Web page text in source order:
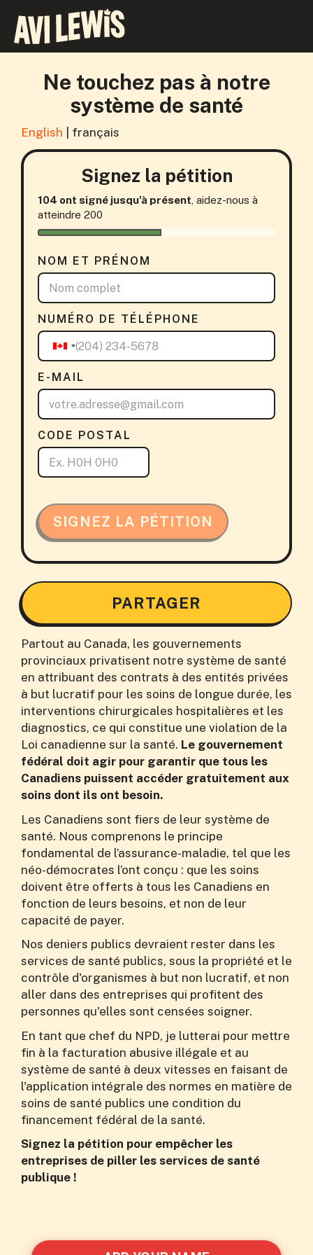
Partout au Canada, les gouvernements
provinciaux privatisent notre système de santé
en attribuant des contrats à des entités privées
à but lucratif pour les soins de longue durée, les
interventions chirurgicales hospitalières et les
diagnostics, ce qui constitue une violation de la
Loi canadienne sur la santé. Le gouvernement
fédéral doit agir pour garantir que tous les
Canadiens puissent accéder gratuitement aux
soins dont ils ont besoin.
Les Canadiens sont fiers de leur système de
santé. Nous comprenons le principe
fondamental de l’assurance-maladie, tel que les
néo-démocrates l’ont conçu : que les soins
doivent être offerts à tous les Canadiens en
fonction de leurs besoins, et non de leur
capacité de payer.
Nos deniers publics devraient rester dans les
services de santé publics, sous la propriété et le
contrôle d'organismes à but non lucratif, et non
aller dans des entreprises qui profitent des
personnes qu'elles sont censées soigner.
En tant que chef du NPD, je lutterai pour mettre
fin à la facturation abusive illégale et au
système de santé à deux vitesses en faisant de
l'application intégrale des normes en matière de
soins de santé publics une condition du
financement fédéral de la santé.
Signez la pétition pour empêcher les
entreprises de piller les services de santé
publique !
Ne touchez pas à notre
système de santé
English français
Signez la pétition
104 ont signé jusqu'à présent , aidez-nous à
atteindre 200
NOM ET PRÉNOM
NUMÉRO DE TÉLÉPHONE
E-MAIL
CODE POSTAL
SIGNEZ LA PÉTITION
PARTAGER